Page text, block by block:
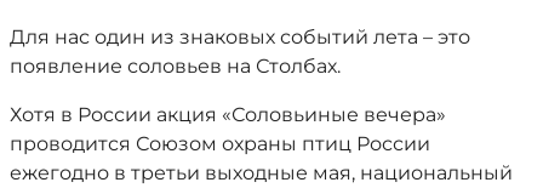
Для нас один из знаковых событий лета – это
появление соловьев на Столбах.
Хотя в России акция «Соловьиные вечера»
проводится Союзом охраны птиц России
ежегодно в третьи выходные мая, национальный